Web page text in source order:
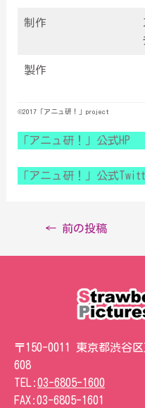
制作
製作
©︎2017「アニュ研！」project
「アニュ研！」公式HP
「アニュ研！」公式
←前の投稿
〒150-0011 東京都渋谷
608
TEL:03-6805-1600
FAX:03-6805-1601